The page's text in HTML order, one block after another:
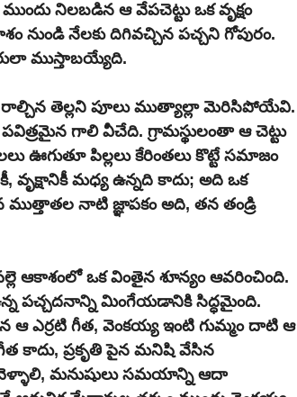
నిలబడిన ఆ వేపచెట్టు ఒక వృక్షం
నుండి నేలకు దిగివచ్చిన పచ్చని గోపురం.
ముస్తాబయ్యేది.
రాల్చిన తెల్లని పూలు ముత్యాల్లా మెరిసిపోయేవి.
గాలి వీచేది. గ్రామస్థులంతా ఆ చెట్టు
ఊగుతూ పిల్లలు కేరింతలు కొట్టే సమాజం
వృక్షానికీ మధ్య ఉన్నది కాదు; అది ఒక
నాటి జ్ఞాపకం అది, తన తండ్రి
ఒక వింతైన శూన్యం ఆవరించింది.
పచ్చదనాన్ని మింగేయడానికి సిద్ధమైంది.
ఆ ఎర్రటి గీత, వెంకయ్య ఇంటి గుమ్మం దాటి ఆ
గీత కాదు, ప్రకృతి పైన మనిషి వేసిన
మనుషులు సమయాన్ని ఆదా